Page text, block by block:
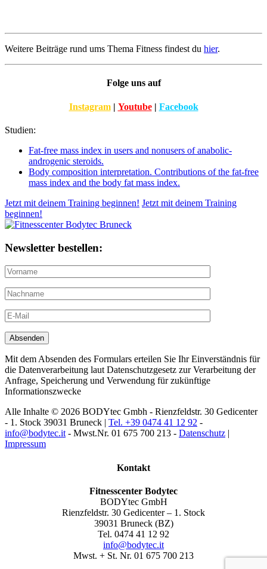
Weitere Beiträge rund ums Thema Fitness findest du hier.
Folge uns auf
Instagram | Youtube | Facebook
Studien:
Fat-free mass index in users and nonusers of anabolic-
androgenic steroids.
Body composition interpretation. Contributions of the fat-free
mass index and the body fat mass index.
Jetzt mit deinem Training beginnen! Jetzt mit deinem Training
beginnen!
Newsletter bestellen:
Mit dem Absenden des Formulars erteilen Sie Ihr Einverständnis für
die Datenverarbeitung laut Datenschutzgesetz zur Verarbeitung der
Anfrage, Speicherung und Verwendung für zukünftige
Informationszwecke
Alle Inhalte © 2026 BODYtec Gmbh - Rienzfeldstr. 30 Gedicenter
- 1. Stock 39031 Bruneck | Tel. +39 0474 41 12 92 -
info@bodytec.it - Mwst.Nr. 01 675 700 213 - Datenschutz |
Impressum
Kontakt
Fitnesscenter Bodytec
BODYtec GmbH
Rienzfeldstr. 30 Gedicenter – 1. Stock
39031 Bruneck (BZ)
Tel. 0474 41 12 92
info@bodytec.it
Mwst. + St. Nr. 01 675 700 213